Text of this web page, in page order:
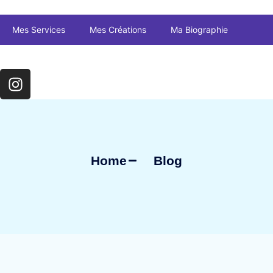
Mes Services Mes Créations Ma Biographie
Home Blog